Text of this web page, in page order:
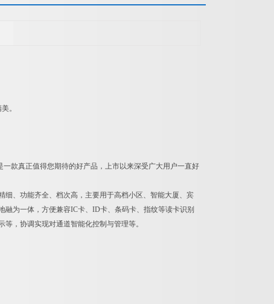
。
款真正值得您期待的好产品，上市以来深受广大用户一直好
、功能齐全、档次高，主要用于高档小区、智能大厦、宾
为一体，方便兼容IC卡、ID卡、条码卡、指纹等读卡识别
，协调实现对通道智能化控制与管理等。